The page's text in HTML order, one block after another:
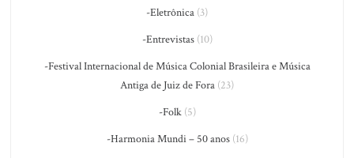
-Eletrônica (3)
-Entrevistas(10)
-Festival Internacional de Música Colonial Brasileira e Música
Antiga de Juiz de Fora (23)
-Folk(5)
-Harmonia Mundi – 50 anos(16)